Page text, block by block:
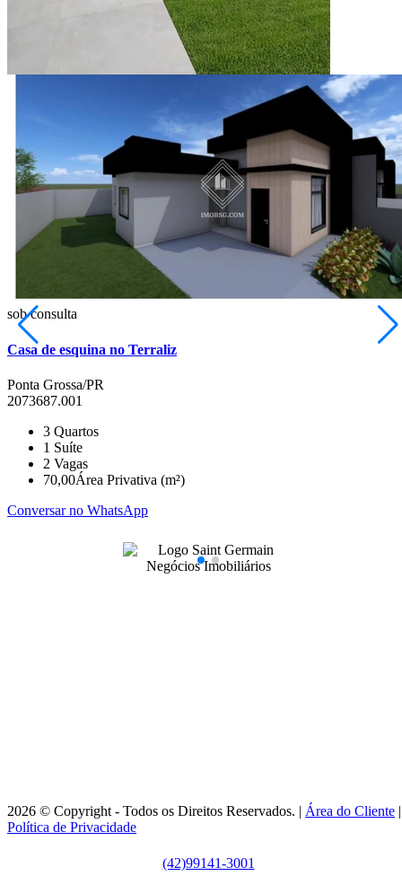
Área Privativa (m²)
Cará-cará
sob consulta
Casa de esquina no Terraliz
Ponta Grossa/PR
2073687.001
3 Quartos
1 Suíte
2 Vagas
70,00Área Privativa (m²)
Conversar no WhatsApp
2026 © Copyright - Todos os Direitos Reservados. | Área do Cliente |
Política de Privacidade
(42)99141-3001